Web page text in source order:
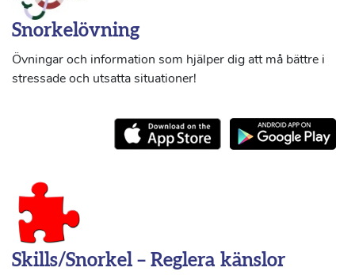
Snorkelövning
Övningar och information som hjälper dig att må bättre i
stressade och utsatta situationer!
Skills/Snorkel – Reglera känslor